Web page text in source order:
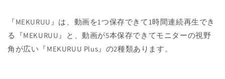
『MEKURUU』は、動画を1つ保存できて1時間連続再生でき
る『MEKURUU』と、動画が5本保存できてモニターの視野
角が広い『MEKURUU Plus』の2種類あります。